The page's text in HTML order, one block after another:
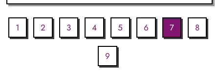
1 2 3 4 5 6 7 8
9